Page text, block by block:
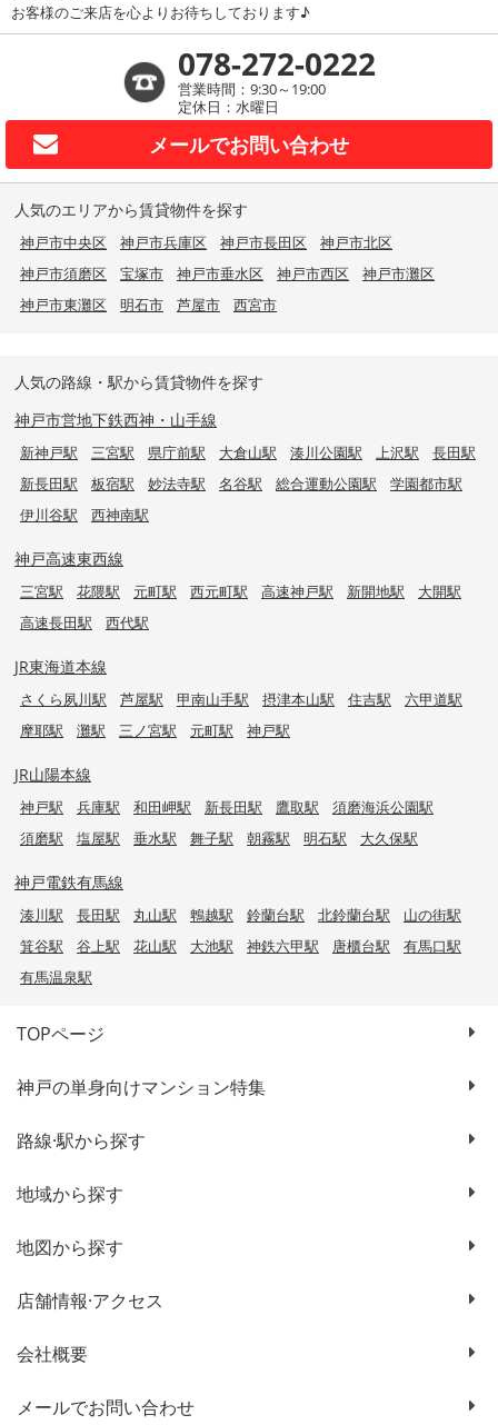
お客様のご来店を心よりお待ちしております♪
078-272-0222
営業時間：9:30～19:00
定休日：水曜日
メールでお問い合わせ
人気のエリアから賃貸物件を探す
神戸市中央区 神戸市兵庫区 神戸市長田区
神戸市北区
神戸市須磨区
宝塚市 神戸市垂水区 神戸市西区
神戸市灘区
神戸市東灘区
明石市 芦屋市 西宮市
人気の路線・駅から賃貸物件を探す
神戸市営地下鉄西神・山手線
新神戸駅 三宮駅 県庁前駅 大倉山駅 湊川公園駅 上沢駅
長田駅
新長田駅
板宿駅 妙法寺駅 名谷駅 総合運動公園駅
学園都市駅
伊川谷駅
西神南駅
神戸高速東西線
三宮駅 花隈駅 元町駅 西元町駅 高速神戸駅 新開地駅
大開駅
高速長田駅
西代駅
JR東海道本線
さくら夙川駅 芦屋駅 甲南山手駅 摂津本山駅 住吉駅
六甲道駅
摩耶駅
灘駅 三ノ宮駅 元町駅 神戸駅
JR山陽本線
神戸駅 兵庫駅 和田岬駅 新長田駅 鷹取駅
須磨海浜公園駅
須磨駅
塩屋駅 垂水駅 舞子駅 朝霧駅 明石駅 大久保駅
神戸電鉄有馬線
湊川駅 長田駅 丸山駅 鵯越駅 鈴蘭台駅 北鈴蘭台駅
山の街駅
箕谷駅
谷上駅 花山駅 大池駅 神鉄六甲駅 唐櫃台駅
有馬口駅
有馬温泉駅
TOPページ
神戸の単身向けマンション特集
路線·駅から探す
地域から探す
地図から探す
店舗情報·アクセス
会社概要
メールでお問い合わせ